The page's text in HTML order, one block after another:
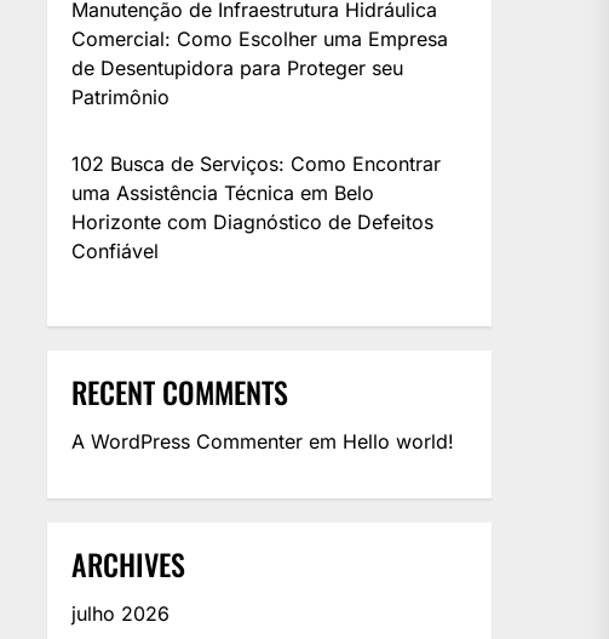
Manutenção de Infraestrutura Hidráulica
Comercial: Como Escolher uma Empresa
de Desentupidora para Proteger seu
Patrimônio
102 Busca de Serviços: Como Encontrar
uma Assistência Técnica em Belo
Horizonte com Diagnóstico de Defeitos
Confiável
RECENT COMMENTS
A WordPress Commenter em Hello world!
ARCHIVES
julho 2026